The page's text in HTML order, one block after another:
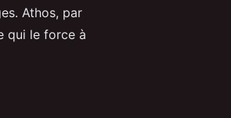
Athos, par
qui le force à